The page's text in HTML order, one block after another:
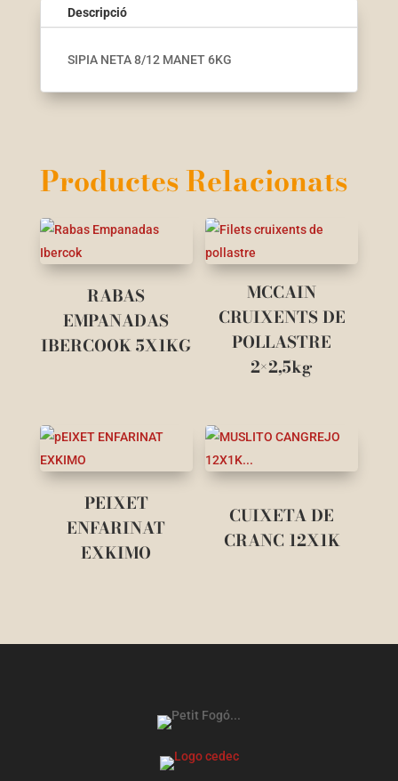
Descripció
SIPIA NETA 8/12 MANET 6KG
Productes Relacionats
RABAS
EMPANADAS
IBERCOOK 5X1KG
MCCAIN
CRUIXENTS DE
POLLASTRE
2×2,5kg
PEIXET
ENFARINAT
EXKIMO
CUIXETA DE
CRANC 12X1K